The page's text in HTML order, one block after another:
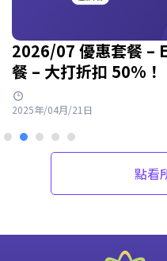
2026/07 優惠套餐 –
餐 – 大打折扣 50%！
2025年/04月/21日
點看